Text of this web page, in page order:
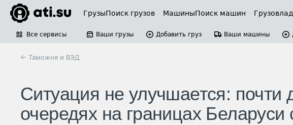
ГрузыПоиск грузов МашиныПоиск машин
Все сервисы Ваши грузы Добавить груз Ваши машины
← Таможня и ВЭД
Ситуация не улучшается: почти
очередях на границах